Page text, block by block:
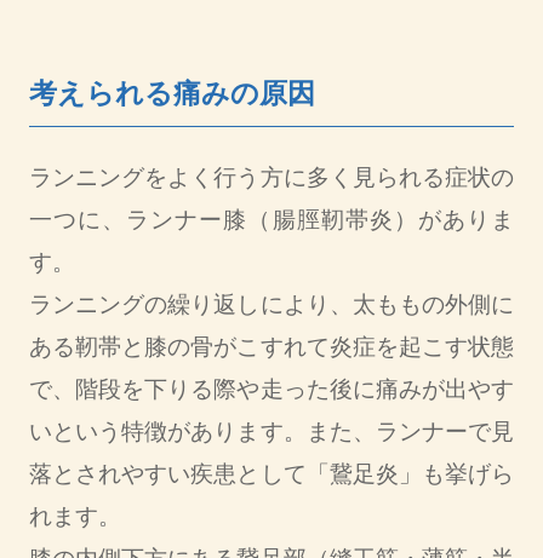
考えられる痛みの原因
ランニングをよく行う方に多く見られる症状の
一つに、ランナー膝（腸脛靭帯炎）がありま
す。
ランニングの繰り返しにより、太ももの外側に
ある靭帯と膝の骨がこすれて炎症を起こす状態
で、階段を下りる際や走った後に痛みが出やす
いという特徴があります。また、ランナーで見
落とされやすい疾患として「鵞足炎」も挙げら
れます。